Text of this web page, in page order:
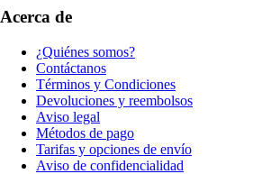
Acerca de
¿Quiénes somos?
Contáctanos
Términos y Condiciones
Devoluciones y reembolsos
Aviso legal
Métodos de pago
Tarifas y opciones de envío
Aviso de confidencialidad